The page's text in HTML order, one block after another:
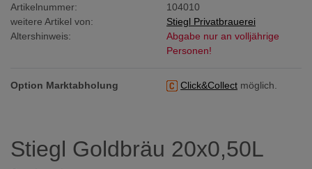
Artikelnummer:
104010
weitere Artikel von:
Stiegl Privatbrauerei
Altershinweis:
Abgabe nur an volljährige
Personen!
Option Marktabholung Click&Collect möglich.
Stiegl Goldbräu 20x0,50L